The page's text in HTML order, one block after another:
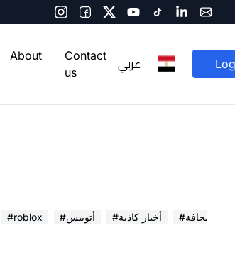
About
Contact
us
عربي
#roblox #أتوبيس #أخبار كاذبة في الصحافة